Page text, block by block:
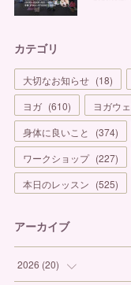
カテゴリ
大切なお知らせ (18)
ヨガ (610) ヨガウ
身体に良いこと
(374)
ワークショップ (227)
本日のレッスン (525)
アーカイブ
2026 (20)